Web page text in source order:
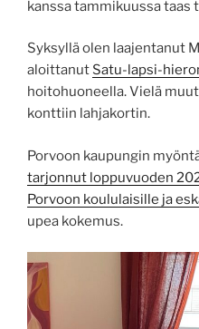
kanssa tammikuussa taas
Syksyllä olen laajentanut
aloittanut Satu-lapsi-
hoitohuoneella. Vielä
konttiin lahjakortin.
Porvoon kaupungin
tarjonnut loppuvuoden
Porvoon koululaisille ja
upea kokemus.